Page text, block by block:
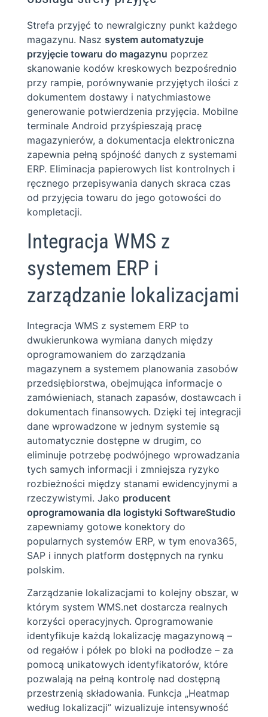
Strefa przyjęć to newralgiczny punkt każdego
magazynu. Nasz system automatyzuje
przyjęcie towaru do magazynu poprzez
skanowanie kodów kreskowych bezpośrednio
przy rampie, porównywanie przyjętych ilości z
dokumentem dostawy i natychmiastowe
generowanie potwierdzenia przyjęcia. Mobilne
terminale Android przyśpieszają pracę
magazynierów, a dokumentacja elektroniczna
zapewnia pełną spójność danych z systemami
ERP. Eliminacja papierowych list kontrolnych i
ręcznego przepisywania danych skraca czas
od przyjęcia towaru do jego gotowości do
kompletacji.
Integracja WMS z
systemem ERP i
zarządzanie lokalizacjami
Integracja WMS z systemem ERP to
dwukierunkowa wymiana danych między
oprogramowaniem do zarządzania
magazynem a systemem planowania zasobów
przedsiębiorstwa, obejmująca informacje o
zamówieniach, stanach zapasów, dostawcach i
dokumentach finansowych. Dzięki tej integracji
dane wprowadzone w jednym systemie są
automatycznie dostępne w drugim, co
eliminuje potrzebę podwójnego wprowadzania
tych samych informacji i zmniejsza ryzyko
rozbieżności między stanami ewidencyjnymi a
rzeczywistymi. Jako producent
oprogramowania dla logistyki SoftwareStudio
zapewniamy gotowe konektory do
popularnych systemów ERP, w tym enova365,
SAP i innych platform dostępnych na rynku
polskim.
Zarządzanie lokalizacjami to kolejny obszar, w
którym system WMS.net dostarcza realnych
korzyści operacyjnych. Oprogramowanie
identyfikuje każdą lokalizację magazynową –
od regałów i półek po bloki na podłodze – za
pomocą unikatowych identyfikatorów, które
pozwalają na pełną kontrolę nad dostępną
przestrzenią składowania. Funkcja „Heatmap
według lokalizacji” wizualizuje intensywność